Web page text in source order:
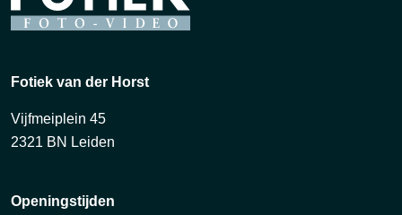
Fotiek van der Horst
Vijfmeiplein 45
2321 BN Leiden
Openingstijden